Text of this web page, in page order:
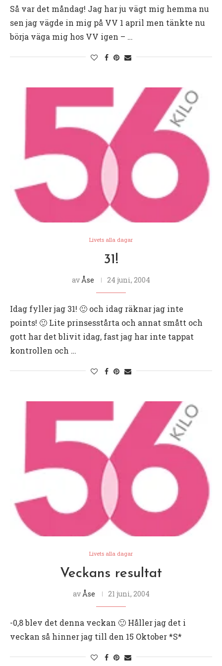
Så var det måndag! Jag har ju vägt mig hemma nu
sen jag vägde in mig på VV 1 april men tänkte nu
börja väga mig hos VV igen – …
Livets alla dagar
31!
av Åse 24 juni, 2004
Idag fyller jag 31! 🙂 och idag räknar jag inte
points! 🙂 Lite prinsesstårta och annat smått och
gott har det blivit idag, fast jag har inte tappat
kontrollen och …
Livets alla dagar
Veckans resultat
av Åse 21 juni, 2004
-0,8 blev det denna veckan 🙂 Håller jag det i
veckan så hinner jag till den 15 Oktober *S*